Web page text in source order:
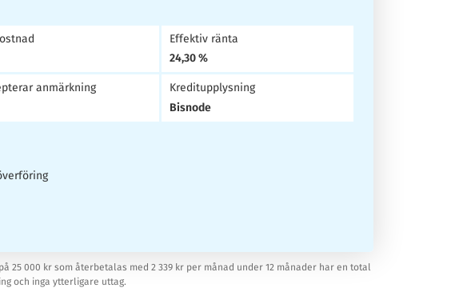
Effektiv ränta
24,30 %
anmärkning
Kreditupplysning
Bisnode
25 000 kr som återbetalas med 2 339 kr per månad under 12 månader har en total
och inga ytterligare uttag.